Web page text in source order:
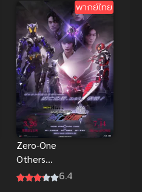
พากย์ไทย
Zero-One
Others
Kamen Rider
6.4